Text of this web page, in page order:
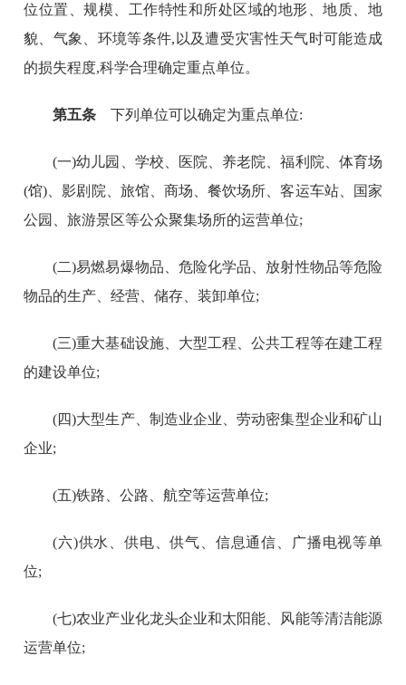
位位置、规模、工作特性和所处区域的地形、地质、地
貌、气象、环境等条件,以及遭受灾害性天气时可能造成
的损失程度,科学合理确定重点单位。
第五条 下列单位可以确定为重点单位:
(一)幼儿园、学校、医院、养老院、福利院、体育场
(馆)、影剧院、旅馆、商场、餐饮场所、客运车站、国家
公园、旅游景区等公众聚集场所的运营单位;
(二)易燃易爆物品、危险化学品、放射性物品等危险
物品的生产、经营、储存、装卸单位;
(三)重大基础设施、大型工程、公共工程等在建工程
的建设单位;
(四)大型生产、制造业企业、劳动密集型企业和矿山
企业;
(五)铁路、公路、航空等运营单位;
(六)供水、供电、供气、信息通信、广播电视等单
位;
(七)农业产业化龙头企业和太阳能、风能等清洁能源
运营单位;